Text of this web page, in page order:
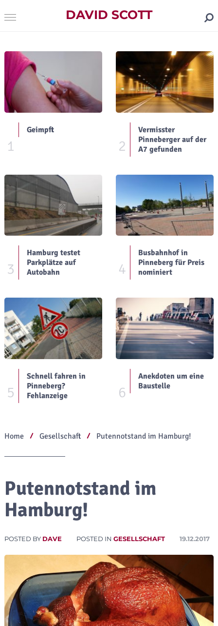
DAVID SCOTT
1
Geimpft
2
Vermisster
Pinneberger auf der
A7 gefunden
3
Hamburg testet
Parkplätze auf
Autobahn
4
Busbahnhof in
Pinneberg für Preis
nominiert
5
Schnell fahren in
Pinneberg?
Fehlanzeige
6
Anekdoten um eine
Baustelle
Home Gesellschaft Putennotstand im Hamburg!
Putennotstand im
Hamburg!
POSTED BY DAVE POSTED IN GESELLSCHAFT 19.12.2017